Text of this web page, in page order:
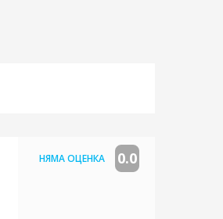
НЯМА ОЦЕНКА 0.0